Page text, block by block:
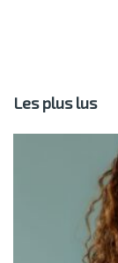
Les plus lus